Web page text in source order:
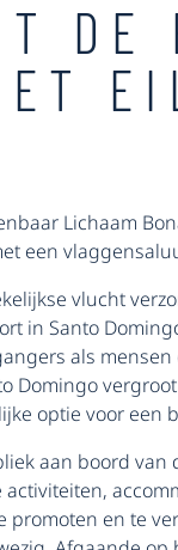
Lichaam
een
vlucht
in Santo
als
optie voor een
aan boord
en te